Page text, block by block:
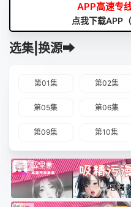
APP高速专
点我下载APP
选集|换源➡
第01集 第02集
第05集 第06集
第09集 第10集